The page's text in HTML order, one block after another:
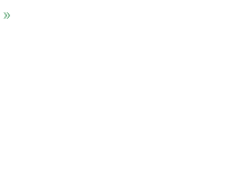
»